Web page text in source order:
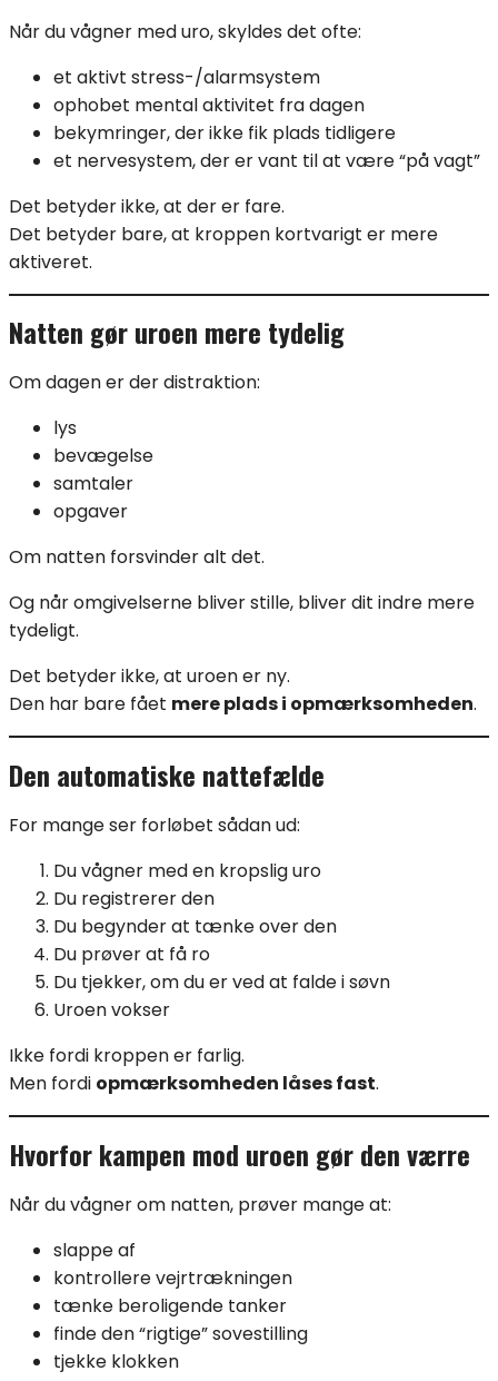
Når du vågner med uro, skyldes det ofte:
et aktivt stress-/alarmsystem
ophobet mental aktivitet fra dagen
bekymringer, der ikke fik plads tidligere
et nervesystem, der er vant til at være “på vagt”
Det betyder ikke, at der er fare.
Det betyder bare, at kroppen kortvarigt er mere
aktiveret.
Natten gør uroen mere tydelig
Om dagen er der distraktion:
lys
bevægelse
samtaler
opgaver
Om natten forsvinder alt det.
Og når omgivelserne bliver stille, bliver dit indre mere
tydeligt.
Det betyder ikke, at uroen er ny.
Den har bare fået mere plads i opmærksomheden.
Den automatiske nattefælde
For mange ser forløbet sådan ud:
Du vågner med en kropslig uro
Du registrerer den
Du begynder at tænke over den
Du prøver at få ro
Du tjekker, om du er ved at falde i søvn
Uroen vokser
Ikke fordi kroppen er farlig.
Men fordi opmærksomheden låses fast.
Hvorfor kampen mod uroen gør den værre
Når du vågner om natten, prøver mange at:
slappe af
kontrollere vejrtrækningen
tænke beroligende tanker
finde den “rigtige” sovestilling
tjekke klokken